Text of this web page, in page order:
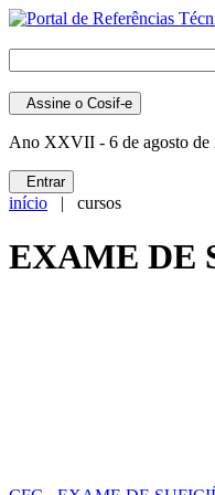
Assine o Cosif-e
Ano XXVII - 6 de agosto de
Entrar
início | cursos
EXAME DE